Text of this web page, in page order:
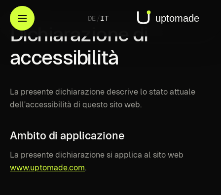
DE /IT
Dichiarazione di
accessibilità
La presente dichiarazione descrive lo stato attuale
dell'accessibilità di questo sito web.
Ambito di applicazione
La presente dichiarazione si applica al sito web
www.uptomade.com.